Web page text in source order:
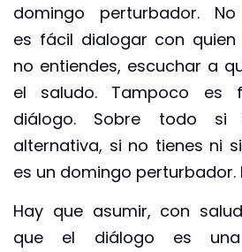
domingo perturbador. No
es fácil dialogar con quien
no entiendes, escuchar a
el saludo. Tampoco es
diálogo. Sobre todo
alternativa, si no tienes ni
es un domingo perturbador.
Hay que asumir, con
que el diálogo es una